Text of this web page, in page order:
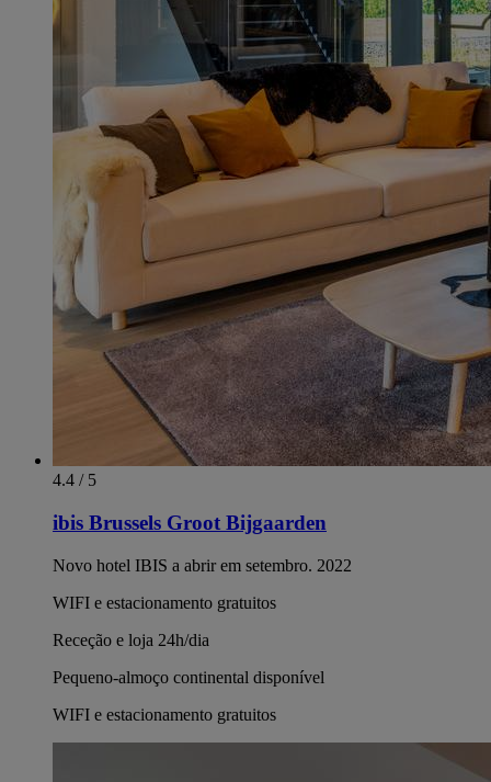
4.4 / 5
ibis Brussels Groot Bijgaarden
Novo hotel IBIS a abrir em setembro. 2022
WIFI e estacionamento gratuitos
Receção e loja 24h/dia
Pequeno-almoço continental disponível
WIFI e estacionamento gratuitos